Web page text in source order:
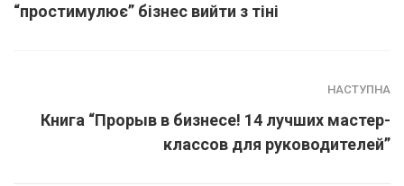
“простимулює” бізнес вийти з тіні
НАСТУПНА
Книга “Прорыв в бизнесе! 14 лучших мастер-
классов для руководителей”